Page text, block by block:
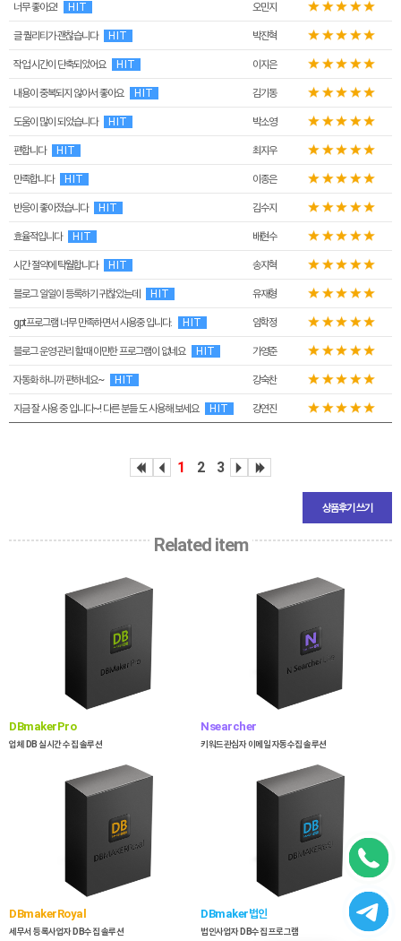
너무 좋아요! HIT 오민지
글 퀄리티가 괜찮습니다 HIT 박진혁
작업 시간이 단축되었어요 HIT 이지은
내용이 중복되지 않아서 좋아요 HIT 김기동
도움이 많이 되었습니다 HIT 박소영
편합니다 HIT 최지우
만족합니다 HIT 이종은
반응이 좋아졌습니다 HIT 김수지
효율적입니다 HIT 배현수
시간 절약에 탁월합니다 HIT 송지혁
블로그 일일이 등록하기 귀찮았는데 HIT 유재형
gpt프로그램 너무 만족하면서 사용중 입니다. HIT 임학정
블로그 운영 관리 할때 이만한 프로그램이 없네요 HIT 가영준
자동화 하니까 편하네요~ HIT 강숙찬
지금 잘 사용 중 입니다~! 다른 분들 도 사용해 보세요 HIT 강연진
1 2 3
상품후기 쓰기
Related item
DBmakerPro
업체 DB 실시간 수집 솔루션
Nsearcher
키워드관심자 이메일 자동수집 솔루션
DBmakerRoyal
세무서 등록사업자 DB수집 솔루션
DBmaker법인
법인사업자 DB수집 프로그램